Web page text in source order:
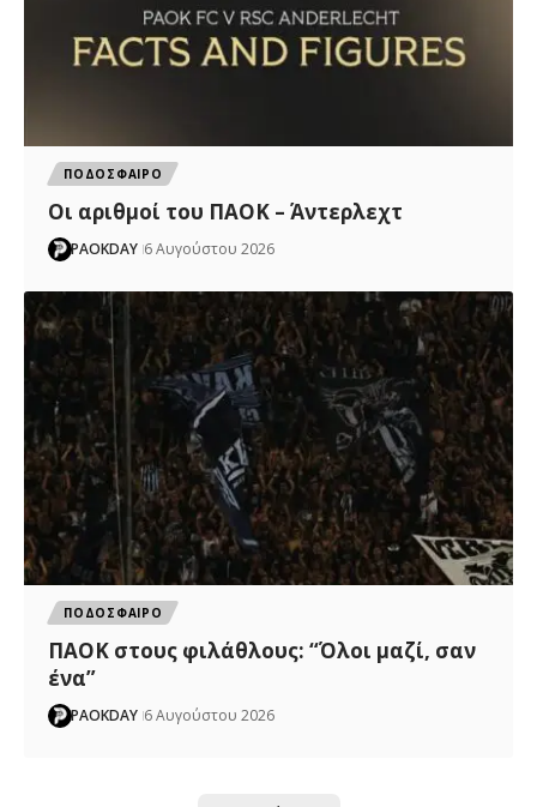
ΠΟΔΟΣΦΑΙΡΟ
Oι αριθμοί του ΠΑΟΚ – Άντερλεχτ
PAOKDAY 6 Αυγούστου 2026
ΠΟΔΟΣΦΑΙΡΟ
ΠΑΟΚ στους φιλάθλους: “Όλοι μαζί, σαν
ένα”
PAOKDAY 6 Αυγούστου 2026